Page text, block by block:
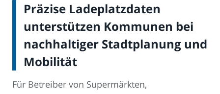
Präzise Ladeplatzdaten
unterstützen Kommunen bei
nachhaltiger Stadtplanung und
Mobilität
Für Betreiber von Supermärkten,